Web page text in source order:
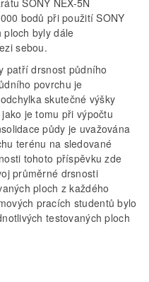
SONY NEX-5N
bodů při použití SONY
ploch byly dále
sebou.
patří drsnost půdního
povrchu je
skutečné výšky
je tomu při výpočtu
půdy je uvažována
terénu na sledované
tohoto příspěvku zde
průměrné drsnosti
ploch z každého
pracích studentů bylo
testovaných ploch